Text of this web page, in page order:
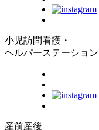
小児訪問看護・
ヘルパーステーション
産前産後